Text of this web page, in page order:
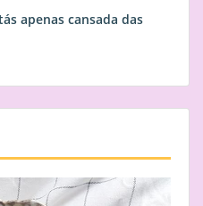
apenas cansada das